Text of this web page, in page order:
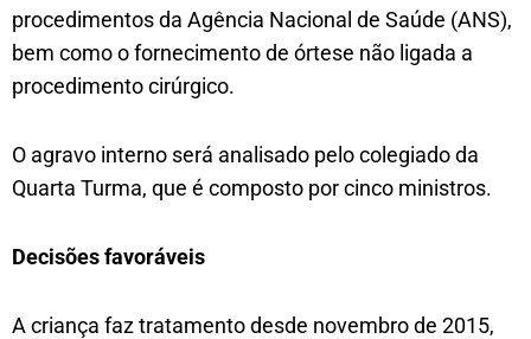
procedimentos da Agência Nacional de Saúde (ANS),
bem como o fornecimento de órtese não ligada a
procedimento cirúrgico.
O agravo interno será analisado pelo colegiado da
Quarta Turma, que é composto por cinco ministros.
Decisões favoráveis
A criança faz tratamento desde novembro de 2015,